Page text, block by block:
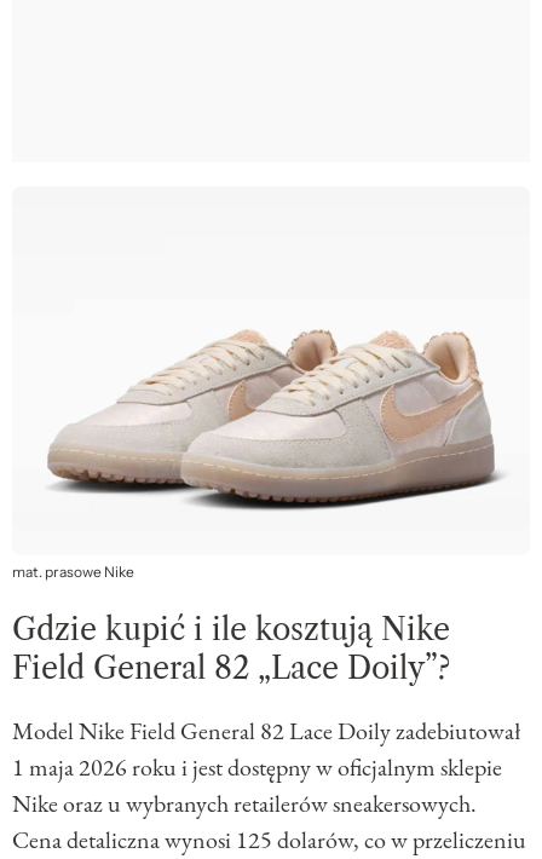
mat. prasowe Nike
Gdzie kupić i ile kosztują Nike
Field General 82 „Lace Doily”?
Model Nike Field General 82 Lace Doily zadebiutował
1 maja 2026 roku i jest dostępny w oficjalnym sklepie
Nike oraz u wybranych retailerów sneakersowych.
Cena detaliczna wynosi 125 dolarów, co w przeliczeniu